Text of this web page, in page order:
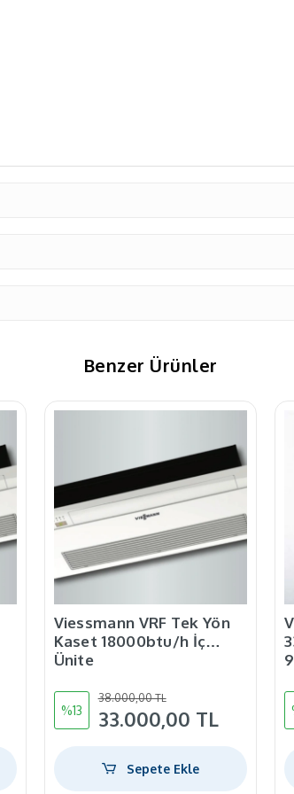
Benzer Ürünler
Viessmann VRF Tek Yön
Kaset 18000btu/h İç
Ünite
%13
38.000,00 TL
33.000,00 TL
Sepete Ekle